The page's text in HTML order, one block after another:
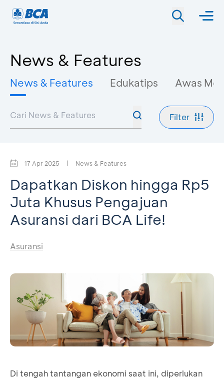
News & Features
News & Features Edukatips Awas
Filter
17 Apr 2025 | News & Features
Dapatkan Diskon hingga Rp5
Juta Khusus Pengajuan
Asuransi dari BCA Life!
Asuransi
Di tengah tantangan ekonomi saat ini, diperlukan